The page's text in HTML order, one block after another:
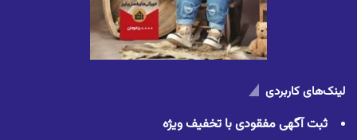
لینک‌های کاربردی
ثبت آگهی مفقودی با تخفیف ویژه